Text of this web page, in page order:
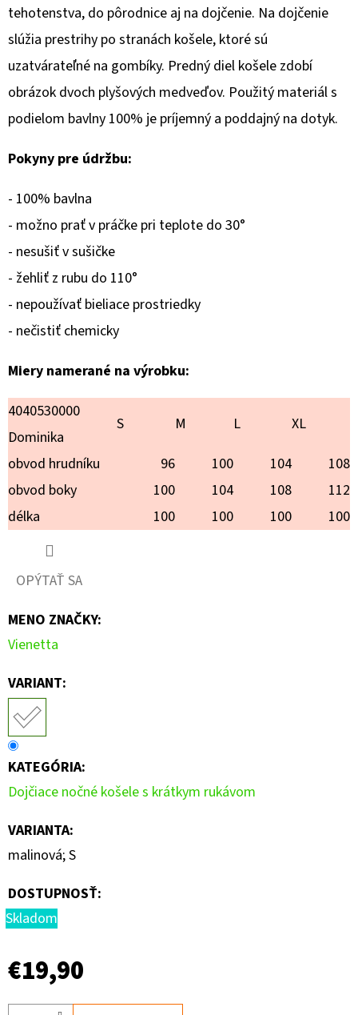
tehotenstva, do pôrodnice aj na dojčenie. Na dojčenie
slúžia prestrihy po stranách košele, ktoré sú
uzatvárateľné na gombíky. Predný diel košele zdobí
obrázok dvoch plyšových medveďov. Použitý materiál s
podielom bavlny 100% je príjemný a poddajný na dotyk.
Pokyny pre údržbu:
- 100% bavlna
- možno prať v práčke pri teplote do 30°
- nesušiť v sušičke
- žehliť z rubu do 110°
- nepoužívať bieliace prostriedky
- nečistiť chemicky
Miery namerané na výrobku:
4040530000
Dominika
S M L
XL
obvod hrudníku
96 100 104
108
obvod boky
100 104 108
112
délka
100 100 100 100
OPÝTAŤ SA
MENO ZNAČKY:
Vienetta
VARIANT:
KATEGÓRIA:
Dojčiace nočné košele s krátkym rukávom
VARIANTA:
malinová; S
DOSTUPNOSŤ:
Skladom
€19,90
DÁMSKE
DOMÁCE
ŠATY
S
DLHÝM
RUKÁVOM
€20,90